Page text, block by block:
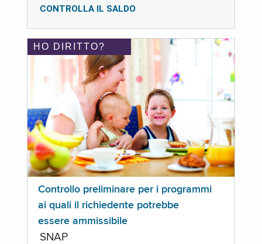
CONTROLLA IL SALDO
HO DIRITTO?
Controllo preliminare per i programmi
ai quali il richiedente potrebbe
essere ammissibile
SNAP